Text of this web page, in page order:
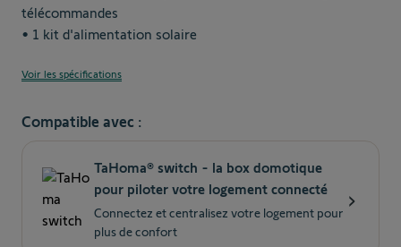
télécommandes
• 1 kit d'alimentation solaire
Voir les spécifications
Compatible avec :
TaHoma® switch - la box domotique
pour piloter votre logement connecté
Connectez et centralisez votre logement pour
plus de confort
›